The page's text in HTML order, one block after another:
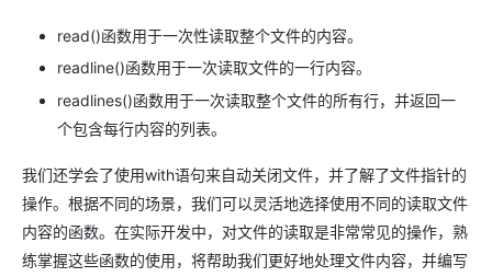
read()函数用于一次性读取整个文件的内容。
readline()函数用于一次读取文件的一行内容。
readlines()函数用于一次读取整个文件的所有行，并返回一
个包含每行内容的列表。
我们还学会了使用with语句来自动关闭文件，并了解了文件指针的
操作。根据不同的场景，我们可以灵活地选择使用不同的读取文件
内容的函数。在实际开发中，对文件的读取是非常常见的操作，熟
练掌握这些函数的使用，将帮助我们更好地处理文件内容，并编写